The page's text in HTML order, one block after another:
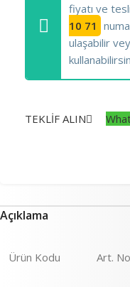
fiyatı ve
10 71
ulaşabilir
TEKLİF ALIN
Açıklama
Ürün Kodu Art. No